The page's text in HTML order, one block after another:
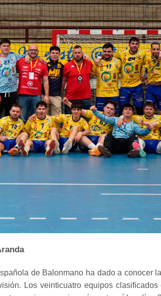
de Balonmano ha dado a conocer
Los veinticuatro equipos